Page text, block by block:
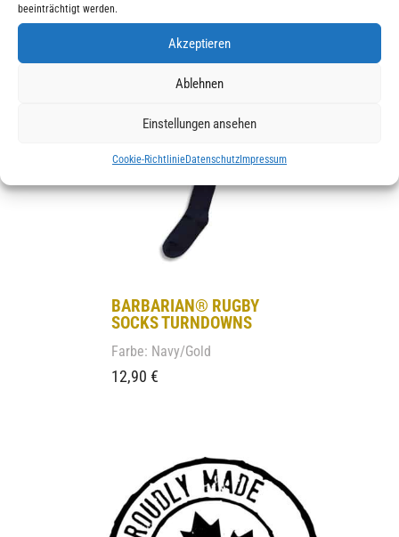
beeinträchtigt werden.
Akzeptieren
Ablehnen
Einstellungen ansehen
Cookie-RichtlinieDatenschutz Impressum
BARBARIAN® RUGBY
Farbe: Black/White
BARBARIAN® RUGBY
SOCKS TURNDOWNS
Farbe: Black/Gold
12,90
BARBARIAN® RUGBY
SOCKS TURNDOWNS
Farbe: Navy/Gold
12,90 €